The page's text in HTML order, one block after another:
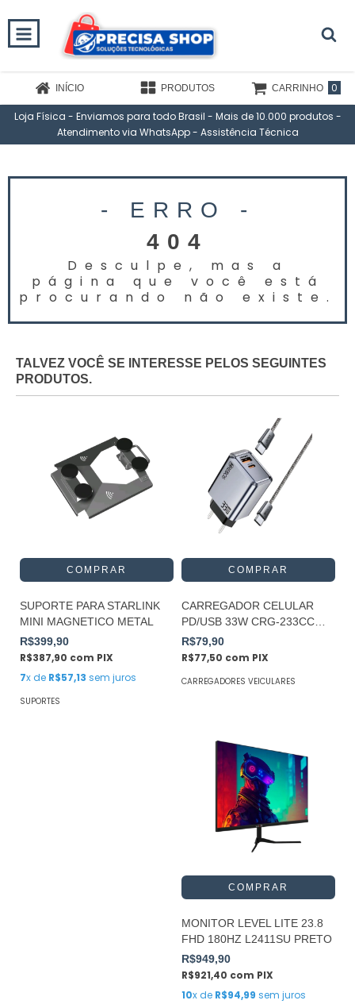
INÍCIO PRODUTOS CARRINHO 0
Loja Física - Enviamos para todo Brasil - Mais de 10.000 produtos -
Atendimento via WhatsApp - Assistência Técnica
- ERRO -
404
Desculpe, mas a
página que você est
procurando não existe.
TALVEZ VOCÊ SE INTERESSE PELOS SEGUINTES
PRODUTOS.
SUPORTE PARA STARLINK
MINI MAGNETICO METAL
R$399,90
R$387,90 com PIX
7x de R$57,13 sem juros
SUPORTES
CARREGADOR CELULAR
PD/USB 33W CRG-233CC
HREBOS
R$79,90
R$77,50 com PIX
CARREGADORES VEICULARES
MONITOR LEVEL LITE 23.8
FHD 180HZ L2411SU PRETO
R$949,90
R$921,40 com PIX
10x de R$94,99 sem juros